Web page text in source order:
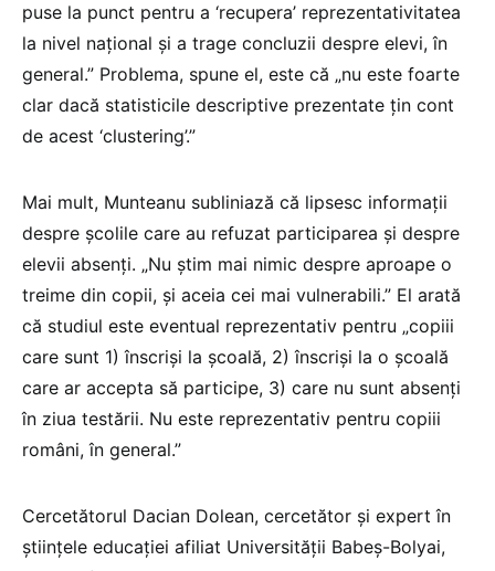
puse la punct pentru a ‘recupera’ reprezentativitatea
la nivel național și a trage concluzii despre elevi, în
general.” Problema, spune el, este că „nu este foarte
clar dacă statisticile descriptive prezentate țin cont
de acest ‘clustering’.”
Mai mult, Munteanu subliniază că lipsesc informații
despre școlile care au refuzat participarea și despre
elevii absenți. „Nu știm mai nimic despre aproape o
treime din copii, și aceia cei mai vulnerabili.” El arată
că studiul este eventual reprezentativ pentru „copiii
care sunt 1) înscriși la școală, 2) înscriși la o școală
care ar accepta să participe, 3) care nu sunt absenți
în ziua testării. Nu este reprezentativ pentru copiii
români, în general.”
Cercetătorul Dacian Dolean, cercetător și expert în
științele educației afiliat Universității Babeș-Bolyai,